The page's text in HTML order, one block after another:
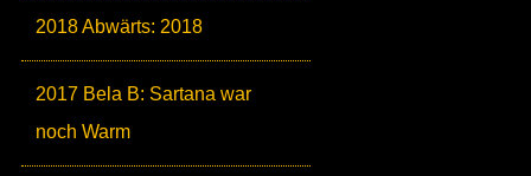
2018 Abwärts: 2018
2017 Bela B: Sartana war
noch Warm